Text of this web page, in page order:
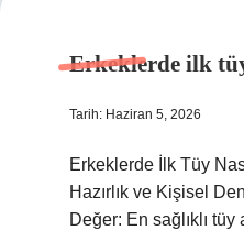
Erkeklerde ilk
Tarih: Haziran 5, 2026
Erkeklerde İlk Tüy
Hazırlık ve Kişisel
Değer: En sağlıklı